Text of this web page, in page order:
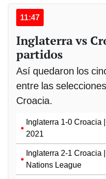
11:47
Inglaterra vs
partidos
Así quedaron los
entre las
Croacia.
Inglaterra 1-0 Croacia
2021
Inglaterra 2-1 Croacia
Nations League